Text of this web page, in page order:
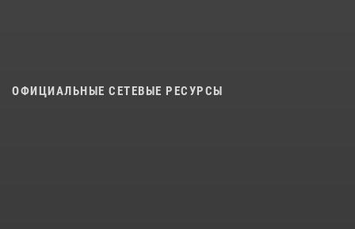
ОФИЦИАЛЬНЫЕ СЕТЕВЫЕ РЕСУРСЫ